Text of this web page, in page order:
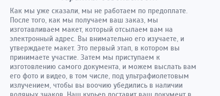
Как мы уже сказали, мы не работаем по предоплате.
После того, как мы получаем ваш заказ, мы
изготавливаем макет, который отсылаем вам на
электронный адрес. Вы внимательно его изучаете, и
утверждаете макет. Это первый этап, в котором вы
принимаете участие. Затем мы приступаем к
изготовлению самого документа, и можем выслать вам
его фото и видео, в том числе, под ультрафиолетовым
излучением, чтобы вы воочию убедились в наличии